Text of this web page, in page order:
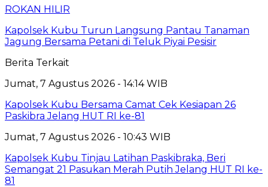
ROKAN HILIR
Kapolsek Kubu Turun Langsung Pantau Tanaman
Jagung Bersama Petani di Teluk Piyai Pesisir
Berita Terkait
Jumat, 7 Agustus 2026 - 14:14 WIB
Kapolsek Kubu Bersama Camat Cek Kesiapan 26
Paskibra Jelang HUT RI ke-81
Jumat, 7 Agustus 2026 - 10:43 WIB
Kapolsek Kubu Tinjau Latihan Paskibraka, Beri
Semangat 21 Pasukan Merah Putih Jelang HUT RI ke-
81